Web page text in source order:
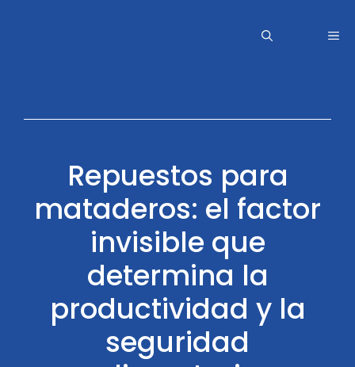
Repuestos para
mataderos: el factor
invisible que
determina la
productividad y la
seguridad